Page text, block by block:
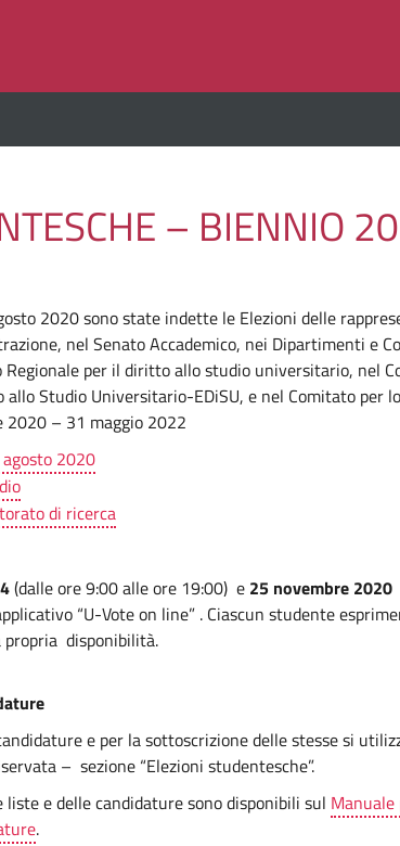
– BIENNIO
2020 sono state indette le Elezioni delle
nel Senato Accademico, nei Dipartimenti e
per il diritto allo studio universitario, nel
Studio Universitario-EDiSU, e nel Comitato per
2020 – 31 maggio 2022
2020
di ricerca
(dalle ore 9:00 alle ore 19:00) e 25 novembre 2020
“U-Vote on line” . Ciascun studente
disponibilità.
e per la sottoscrizione delle stesse si
– sezione “Elezioni studentesche”.
e delle candidature sono disponibili sul Manuale
.